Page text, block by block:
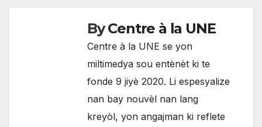
ByCentre à la UNE
Centre à la UNE se yon
miltimedya sou entènèt ki te
fonde 9 jiyè 2020. Li espesyalize
nan bay nouvèl nan lang
kreyòl, yon angajman ki reflete